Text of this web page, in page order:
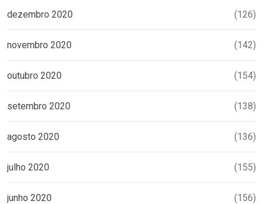
dezembro 2020 (126)
novembro 2020 (142)
outubro 2020 (154)
setembro 2020 (138)
agosto 2020 (136)
julho 2020 (155)
junho 2020 (156)